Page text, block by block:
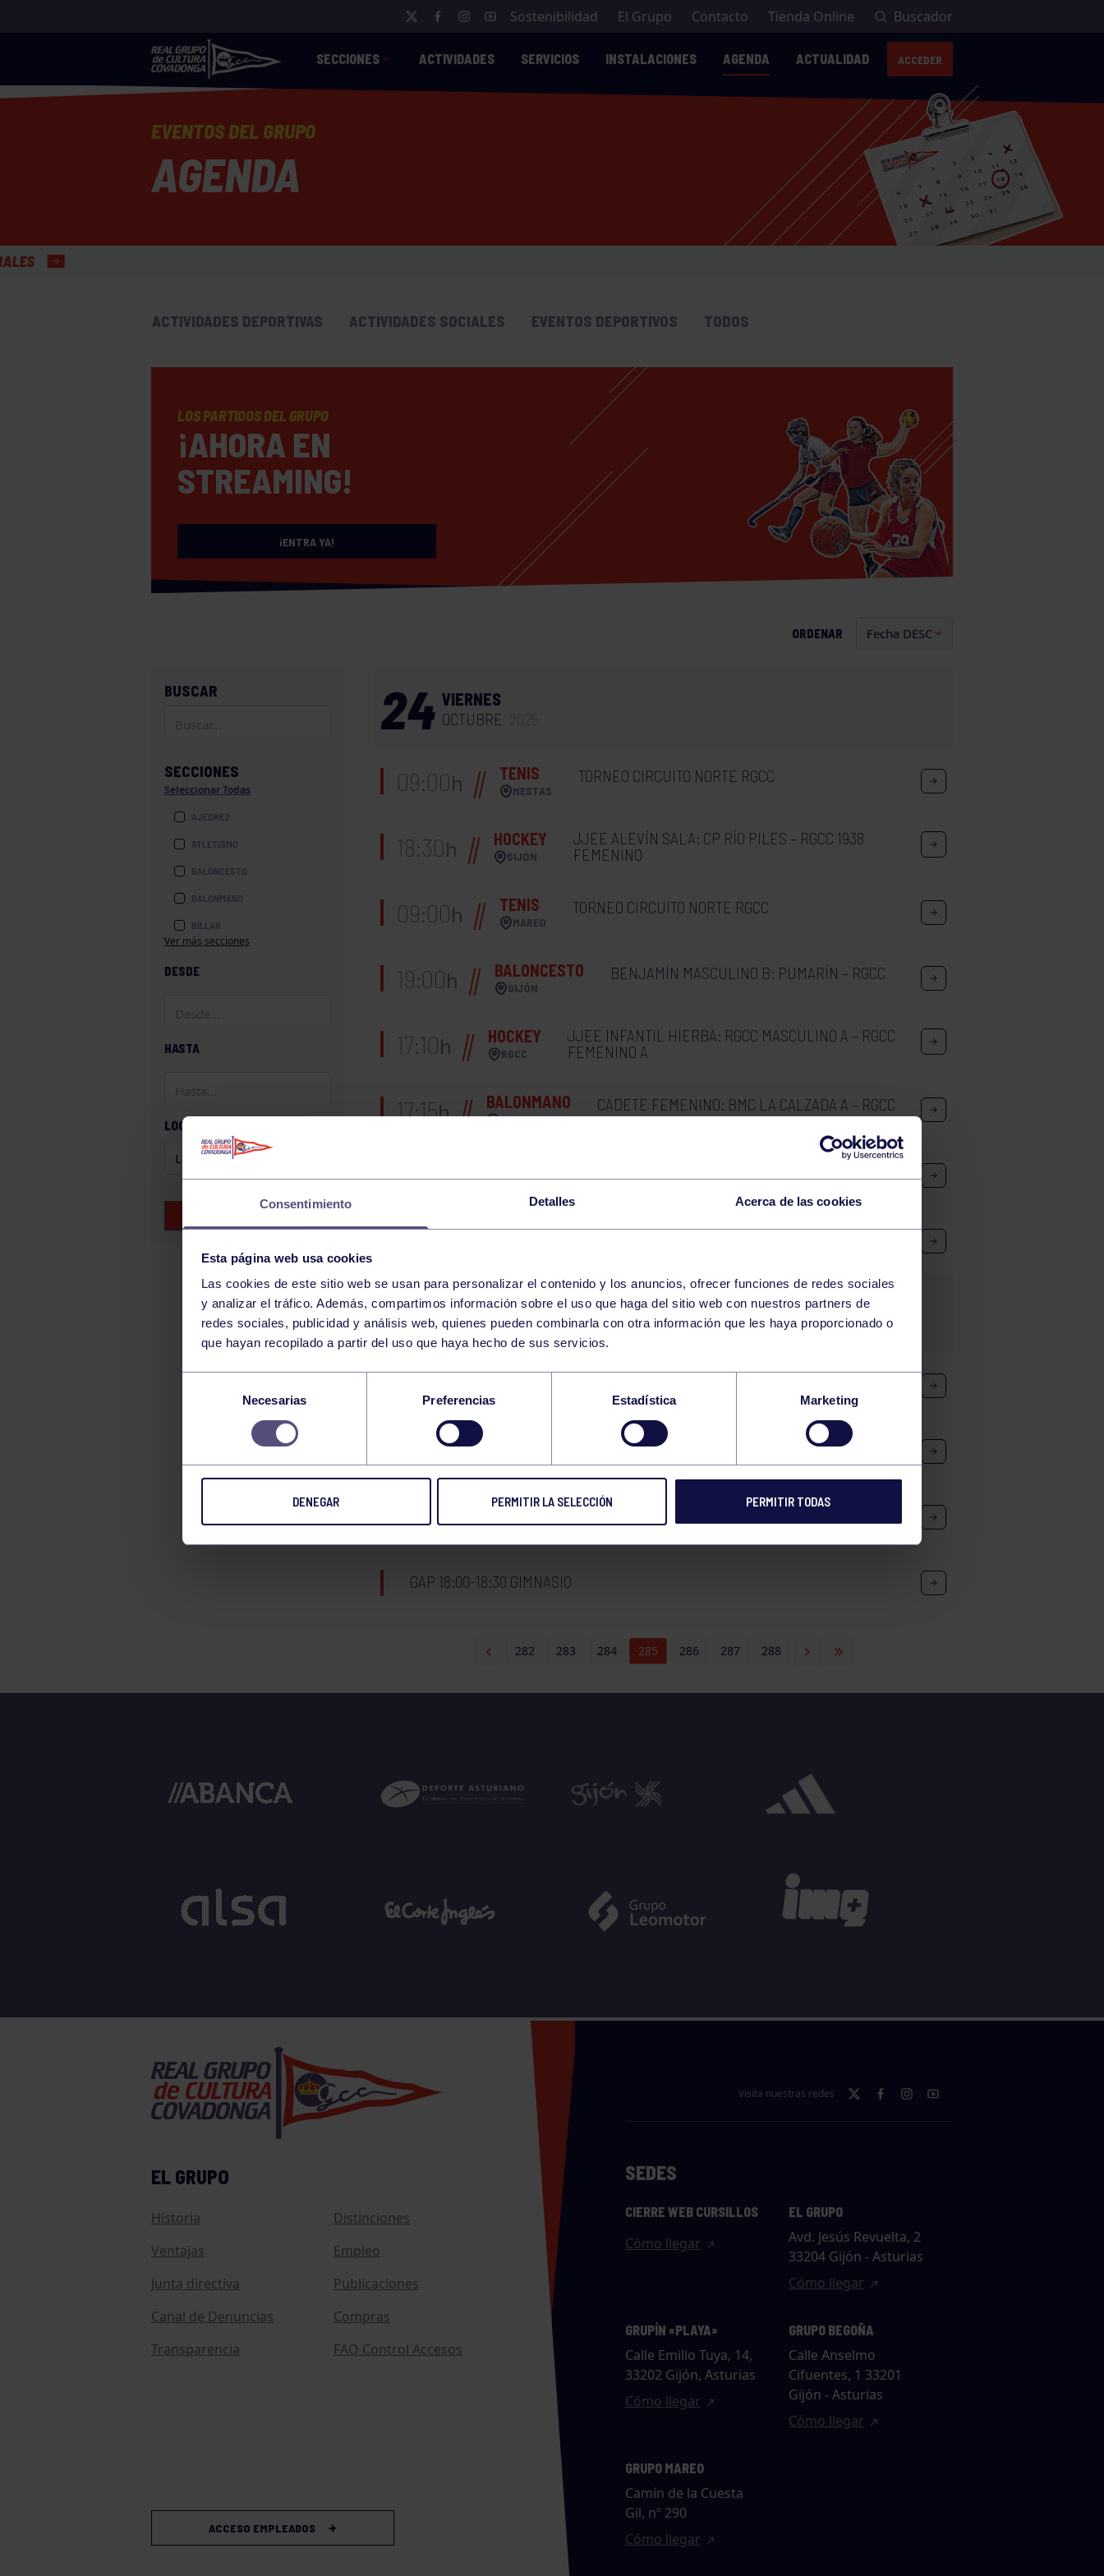
Consentimiento Detalles Acerca de las cookies
Esta página web usa cookies
Las cookies de este sitio web se usan para personalizar el contenido y los anuncios, ofrecer funciones de redes sociales
y analizar el tráfico. Además, compartimos información sobre el uso que haga del sitio web con nuestros partners de
redes sociales, publicidad y análisis web, quienes pueden combinarla con otra información que les haya proporcionado o
que hayan recopilado a partir del uso que haya hecho de sus servicios.
consentimiento
Necesarias Preferencias Estadística Marketing
DENEGAR PERMITIR LA SELECCIÓN PERMITIR TODAS
Sostenibilidad El Grupo Contacto Tienda Online Buscador
SECCIONES ACTIVIDADES SERVICIOS INSTALACIONES AGENDA ACTUALIDAD ACCEDER
EVENTOS DEL GRUPO
AGENDA
ACTIVIDADES DEPORTIVAS ACTIVIDADES SOCIALES EVENTOS DEPORTIVOS TODOS
LOS PARTIDOS DEL GRUPO
¡AHORA EN
STREAMING!
¡ENTRA YA!
ORDENAR
BUSCAR
SECCIONES
Seleccionar Todas
AJEDREZ
ATLETISMO
BALONCESTO
BALONMANO
BILLAR
BOXEO
GAF
GAM
HALTEROFILIA
MONTAÑA
NATACIÓN
SURF
TIRO CON ARCO
VELA
Ver más secciones
DESDE
HASTA
LOCALIZACIÓN
24 VIERNES
OCTUBRE
09:00h TENIS
MESTAS
TORNEO CIRCUITO NORTE RGCC
18:30h HOCKEY
GIJÓN
JJEE ALEVÍN SALA: CP RÍO PILES – RGCC 1938
FEMENINO
09:00h TENIS
MAREO
TORNEO CIRCUITO NORTE RGCC
19:00h BALONCESTO
GIJÓN
BENJAMÍN MASCULINO B: PUMARÍN – RGCC
17:10h HOCKEY
RGCC
JJEE INFANTIL HIERBA: RGCC MASCULINO A – RGCC
FEMENINO A
17:15h BALONMANO
RGCC
CADETE FEMENINO: BMC LA CALZADA A – RGCC
19:00h
BALONCESTO BENJAMÍN MASCULINO A: RGCC – SANFER
23 JUEVES
OCTUBRE 2025
HOCKEY
CORE 9:30-10:00 GIMNASIO
19:30h BOLOS
GIJÓN
AMIGOS DE LOS BOLOS: PEÑA SANTIAGO – RGCC
GAP 18:00-18:30 GIMNASIO
282 283 284 285 286 287 288
EL GRUPO
Historia
Distinciones
Ventajas
Empleo
Junta directiva
Publicaciones
Canal de Denuncias
Compras
Transparencia
FAQ Control Accesos
ACCESO EMPLEADOS
Visita nuestras redes
SEDES
CIERRE WEB CURSILLOS
Cómo llegar
EL GRUPO
Avd. Jesús Revuelta, 2
33204 Gijón - Asturias
Cómo llegar
GRUPÍN «PLAYA»
Calle Emilio Tuya, 14,
33202 Gijón, Asturias
Cómo llegar
GRUPO BEGOÑA
Calle Anselmo
Cifuentes, 1 33201
Gijón - Asturias
Cómo llegar
GRUPO MAREO
Camín de la Cuesta
Gil, nº 290
Cómo llegar